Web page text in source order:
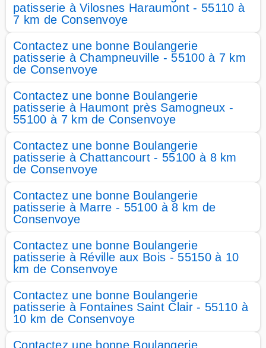
patisserie à Vilosnes Haraumont - 55110 à
7 km de Consenvoye
Contactez une bonne Boulangerie
patisserie à Champneuville - 55100 à 7 km
de Consenvoye
Contactez une bonne Boulangerie
patisserie à Haumont près Samogneux -
55100 à 7 km de Consenvoye
Contactez une bonne Boulangerie
patisserie à Chattancourt - 55100 à 8 km
de Consenvoye
Contactez une bonne Boulangerie
patisserie à Marre - 55100 à 8 km de
Consenvoye
Contactez une bonne Boulangerie
patisserie à Réville aux Bois - 55150 à 10
km de Consenvoye
Contactez une bonne Boulangerie
patisserie à Fontaines Saint Clair - 55110 à
10 km de Consenvoye
Contactez une bonne Boulangerie